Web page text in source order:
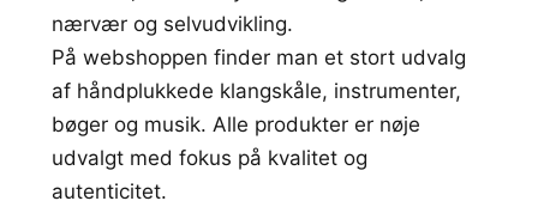
nærvær og selvudvikling.
På webshoppen finder man et stort udvalg
af håndplukkede klangskåle, instrumenter,
bøger og musik. Alle produkter er nøje
udvalgt med fokus på kvalitet og
autenticitet.